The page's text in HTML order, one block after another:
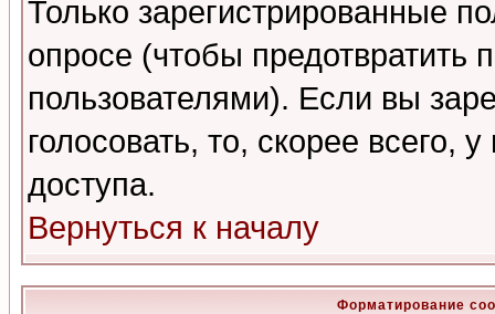
Только зарегистрированные
опросе (чтобы предотвратить
пользователями). Если вы
голосовать, то, скорее всего,
доступа.
Вернуться к началу
Форматирование